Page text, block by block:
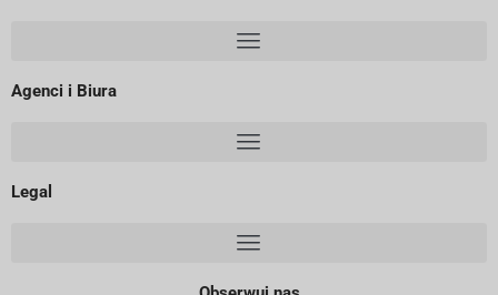
Agenci i Biura
Legal